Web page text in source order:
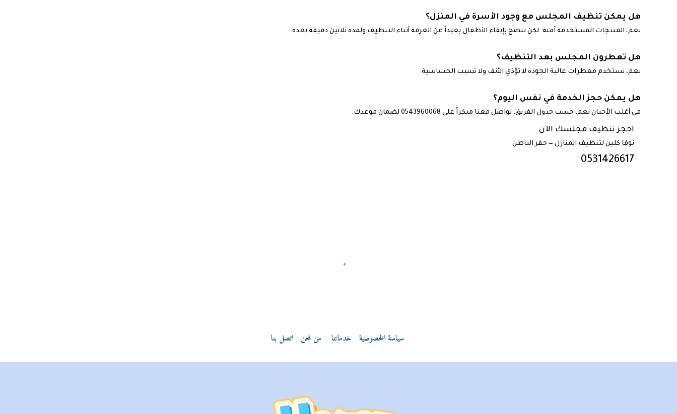
هل يمكن تنظيف المجلس مع وجود الأسرة في المنزل؟
نعم، المنتجات المستخدمة آمنة. لكن ننصح بإبقاء الأطفال بعيداً عن الغرفة أثناء التنظيف ولمدة ثلاثين دقيقة بعده.
هل تعطرون المجلس بعد التنظيف؟
نعم، نستخدم معطرات عالية الجودة لا تؤذي الأنف ولا تسبب الحساسية.
هل يمكن حجز الخدمة في نفس اليوم؟
في أغلب الأحيان نعم، حسب جدول الفريق. تواصل معنا مبكراً على 0543960068 لضمان موعدك.
احجز تنظيف مجلسك الآن
نوفا كلين لتنظيف المنازل — حفر الباطن
0531426617
سياسة الخصوصية خدماتنا من نحن اتصل بنا